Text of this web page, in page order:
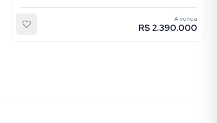
À venda
R$ 2.390.000